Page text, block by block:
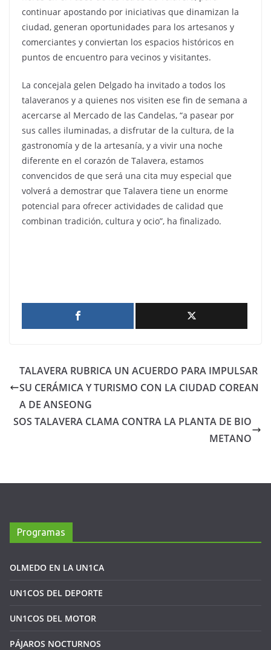
continuar apostando por iniciativas que dinamizan la
ciudad, generan oportunidades para los artesanos y
comerciantes y conviertan los espacios históricos en
puntos de encuentro para vecinos y visitantes.
La concejala gelen Delgado ha invitado a todos los
talaveranos y a quienes nos visiten ese fin de semana a
acercarse al Mercado de las Candelas, “a pasear por
sus calles iluminadas, a disfrutar de la cultura, de la
gastronomía y de la artesanía, y a vivir una noche
diferente en el corazón de Talavera, estamos
convencidos de que será una cita muy especial que
volverá a demostrar que Talavera tiene un enorme
potencial para ofrecer actividades de calidad que
combinan tradición, cultura y ocio”, ha finalizado.
TALAVERA RUBRICA UN ACUERDO PARA IMPULSAR
SU CERÁMICA Y TURISMO CON LA CIUDAD COREAN
A DE ANSEONG
SOS TALAVERA CLAMA CONTRA LA PLANTA DE BIO
METANO
Programas
OLMEDO EN LA UN1CA
UN1COS DEL DEPORTE
UN1COS DEL MOTOR
PÁJAROS NOCTURNOS